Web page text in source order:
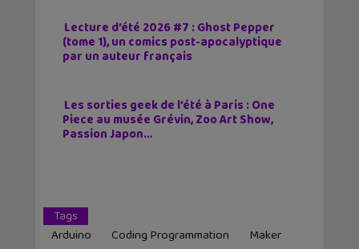
Lecture d’été 2026 #7 : Ghost Pepper
(tome 1), un comics post-apocalyptique
par un auteur français
Les sorties geek de l’été à Paris : One
Piece au musée Grévin, Zoo Art Show,
Passion Japon…
Tags
Arduino
Coding Programmation Maker